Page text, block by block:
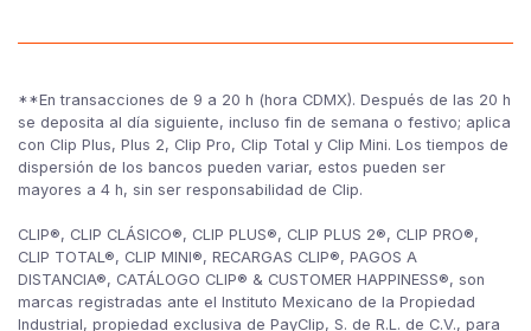
**En transacciones de 9 a 20 h (hora CDMX). Después de las 20 h
se deposita al día siguiente, incluso fin de semana o festivo; aplica
con Clip Plus, Plus 2, Clip Pro, Clip Total y Clip Mini. Los tiempos de
dispersión de los bancos pueden variar, estos pueden ser
mayores a 4 h, sin ser responsabilidad de Clip.
CLIP®, CLIP CLÁSICO®, CLIP PLUS®, CLIP PLUS 2®, CLIP PRO®,
CLIP TOTAL®, CLIP MINI®, RECARGAS CLIP®, PAGOS A
DISTANCIA®, CATÁLOGO CLIP® & CUSTOMER HAPPINESS®, son
marcas registradas ante el Instituto Mexicano de la Propiedad
Industrial, propiedad exclusiva de PayClip, S. de R.L. de C.V., para